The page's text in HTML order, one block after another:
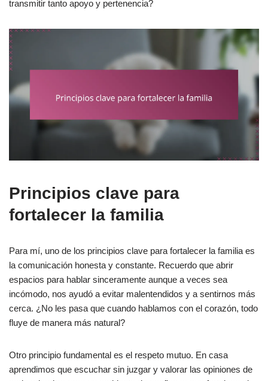
transmitir tanto apoyo y pertenencia?
Principios clave para
fortalecer la familia
Para mí, uno de los principios clave para fortalecer la familia es
la comunicación honesta y constante. Recuerdo que abrir
espacios para hablar sinceramente aunque a veces sea
incómodo, nos ayudó a evitar malentendidos y a sentirnos más
cerca. ¿No les pasa que cuando hablamos con el corazón, todo
fluye de manera más natural?
Otro principio fundamental es el respeto mutuo. En casa
aprendimos que escuchar sin juzgar y valorar las opiniones de